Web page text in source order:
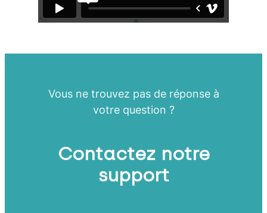
Vous ne trouvez pas de réponse à
votre question ?
Contactez notre
support